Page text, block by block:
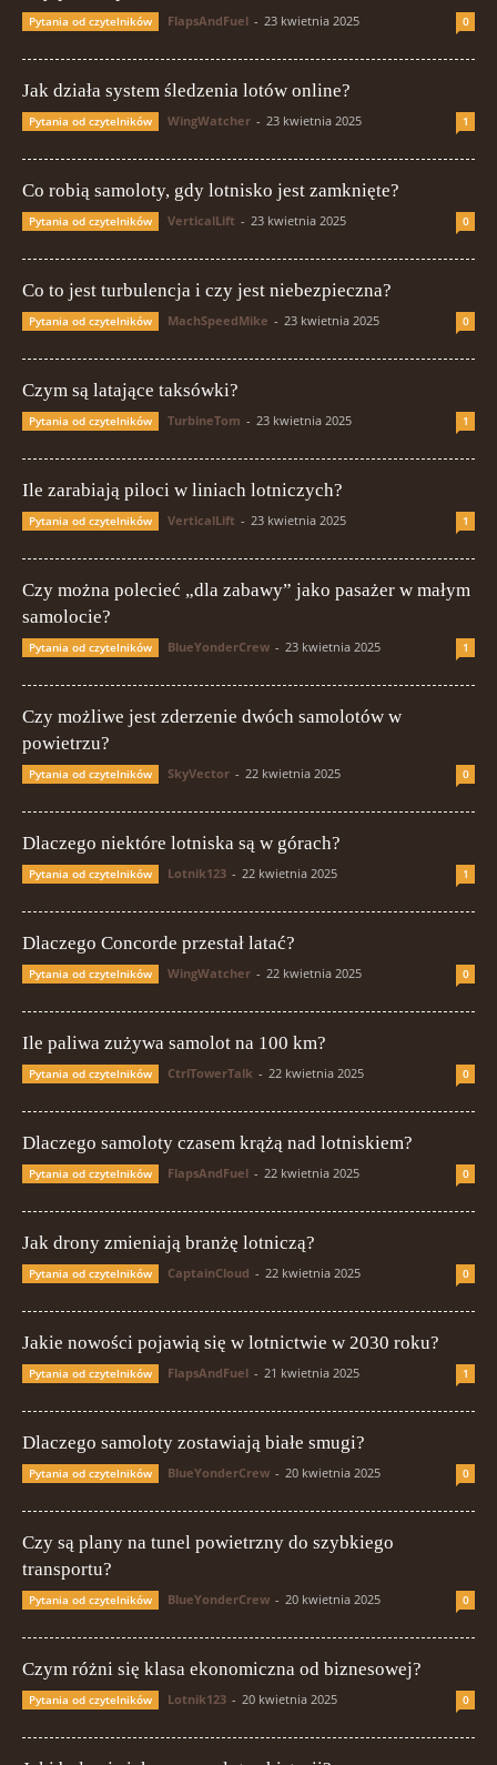
Pytania od czytelników FlapsAndFuel - 23 kwietnia 2025 0
Jak działa system śledzenia lotów online?
Pytania od czytelników WingWatcher - 23 kwietnia 2025 1
Co robią samoloty, gdy lotnisko jest zamknięte?
Pytania od czytelników VerticalLift - 23 kwietnia 2025 0
Co to jest turbulencja i czy jest niebezpieczna?
Pytania od czytelników MachSpeedMike - 23 kwietnia 2025 0
Czym są latające taksówki?
Pytania od czytelników TurbineTom - 23 kwietnia 2025 1
Ile zarabiają piloci w liniach lotniczych?
Pytania od czytelników VerticalLift - 23 kwietnia 2025 1
Czy można polecieć „dla zabawy” jako pasażer w małym
samolocie?
Pytania od czytelników BlueYonderCrew - 23 kwietnia 2025 1
Czy możliwe jest zderzenie dwóch samolotów w
powietrzu?
Pytania od czytelników SkyVector - 22 kwietnia 2025 0
Dlaczego niektóre lotniska są w górach?
Pytania od czytelników Lotnik123 - 22 kwietnia 2025 1
Dlaczego Concorde przestał latać?
Pytania od czytelników WingWatcher - 22 kwietnia 2025 0
Ile paliwa zużywa samolot na 100 km?
Pytania od czytelników CtrlTowerTalk - 22 kwietnia 2025 0
Dlaczego samoloty czasem krążą nad lotniskiem?
Pytania od czytelników FlapsAndFuel - 22 kwietnia 2025 0
Jak drony zmieniają branżę lotniczą?
Pytania od czytelników CaptainCloud - 22 kwietnia 2025 0
Jakie nowości pojawią się w lotnictwie w 2030 roku?
Pytania od czytelników FlapsAndFuel - 21 kwietnia 2025 1
Dlaczego samoloty zostawiają białe smugi?
Pytania od czytelników BlueYonderCrew - 20 kwietnia 2025 0
Czy są plany na tunel powietrzny do szybkiego
transportu?
Pytania od czytelników BlueYonderCrew - 20 kwietnia 2025 0
Czym różni się klasa ekonomiczna od biznesowej?
Pytania od czytelników Lotnik123 - 20 kwietnia 2025 0